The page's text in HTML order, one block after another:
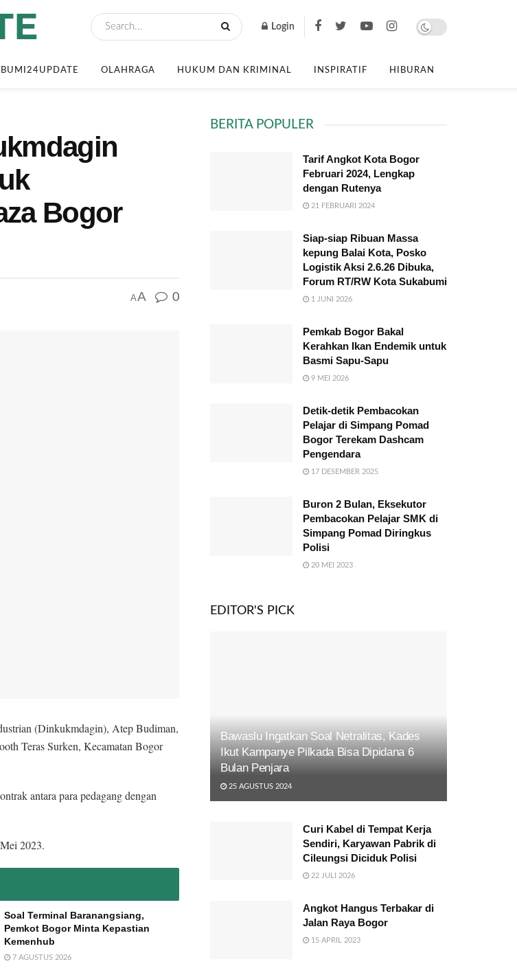
Login
OLAHRAGA HUKUM DAN KRIMINAL INSPIRATIF HIBURAN
Bogor
AA 0
(Dinkukmdagin), Atep Budiman,
Teras Surken, Kecamatan Bogor
antara para pedagang dengan
2023.
Soal Terminal Baranangsiang,
Pemkot Bogor Minta Kepastian
Kemenhub
7 AGUSTUS 2026
BERITA POPULER
Tarif Angkot Kota Bogor
Februari 2024, Lengkap
dengan Rutenya
21 FEBRUARI 2024
Siap-siap Ribuan Massa
kepung Balai Kota, Posko
Logistik Aksi 2.6.26 Dibuka,
Forum RT/RW Kota Sukabumi
1 JUNI 2026
Pemkab Bogor Bakal
Kerahkan Ikan Endemik untuk
Basmi Sapu-Sapu
9 MEI 2026
Detik-detik Pembacokan
Pelajar di Simpang Pomad
Bogor Terekam Dashcam
Pengendara
17 DESEMBER 2025
Buron 2 Bulan, Eksekutor
Pembacokan Pelajar SMK di
Simpang Pomad Diringkus
Polisi
20 MEI 2023
EDITOR'S PICK
Bawaslu Ingatkan Soal Netralitas, Kades
Ikut Kampanye Pilkada Bisa Dipidana 6
Bulan Penjara
25 AGUSTUS 2024
Curi Kabel di Tempat Kerja
Sendiri, Karyawan Pabrik di
Cileungsi Diciduk Polisi
22 JULI 2026
Angkot Hangus Terbakar di
Jalan Raya Bogor
15 APRIL 2023